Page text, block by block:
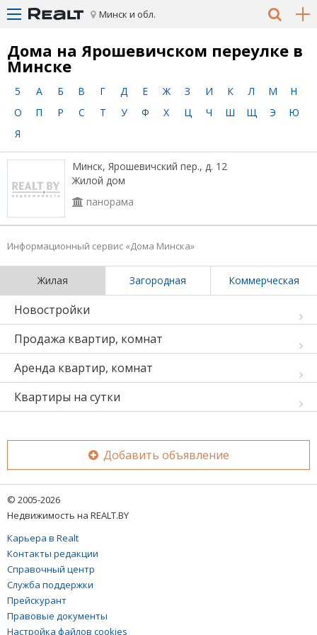
Минск и обл.
Дома на Ярошевичском переулке в
Минске
5 А Б В Г Д Е Ж З И К Л М
Н
О
П Р С Т У Ф Х Ц Ч Ш Щ Э
Ю
Я
Минск, Ярошевичский пер., д. 12
Жилой дом
панорама
Информационный сервис «Дома Минска»
Жилая Загородная Коммерческая
Новостройки
Продажа квартир, комнат
Аренда квартир, комнат
Квартиры на сутки
Добавить объявление
© 2005-2026
Недвижимость на REALT.BY
Карьера в Realt
Контакты редакции
Справочный центр
Служба поддержки
Прейскурант
Правовые документы
Настройка файлов cookies